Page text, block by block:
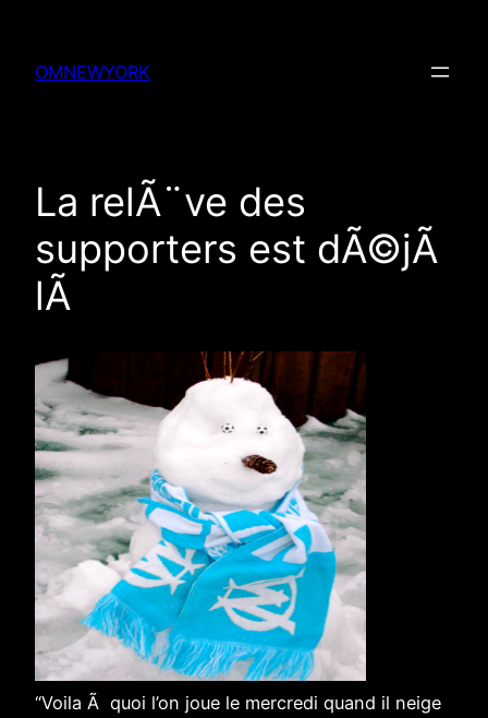
content
OMNEWYORK
La relÃ¨ve des
supporters est dÃ©jÃ
lÃ
“Voila Ã quoi l’on joue le mercredi quand il neige